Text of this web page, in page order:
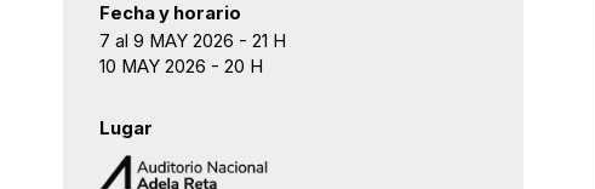
Fecha y horario
7 al 9 MAY 2026 - 21 H
10 MAY 2026 - 20 H
Lugar